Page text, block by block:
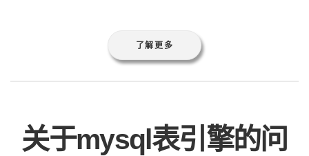
了解更多
关于mysql表引擎的问